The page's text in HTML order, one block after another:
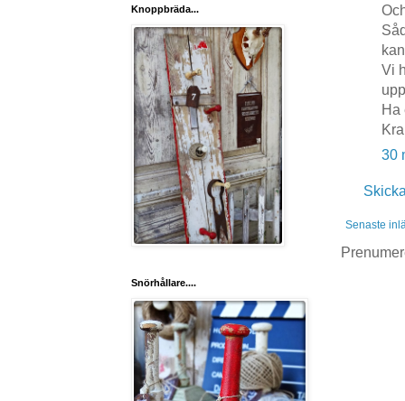
Vi
Ha
30
Senaste
Knoppbräda...
Snörhållare....